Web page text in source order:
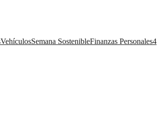
VehículosSemana SostenibleFinanzas Personales4